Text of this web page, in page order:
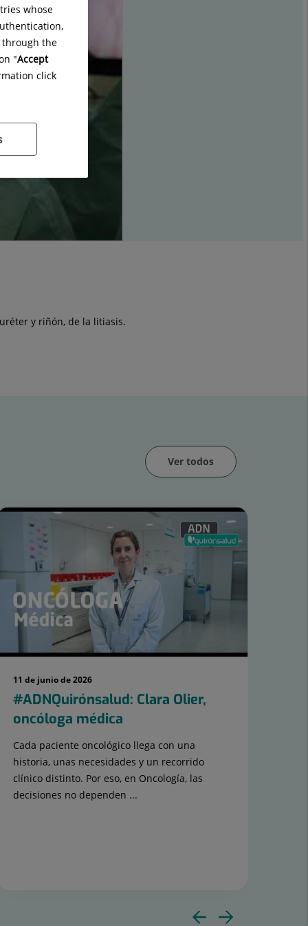
y riñón, de la litiasis.
11 de junio de 2026
#ADNQuirónsalud: Clara Olier,
oncóloga médica
Cada paciente oncológico llega con una
historia, unas necesidades y un recorrido
clínico distinto. Por eso, en Oncología, las
decisiones no dependen ...
Ver todos
whose
through the
"Accept
click